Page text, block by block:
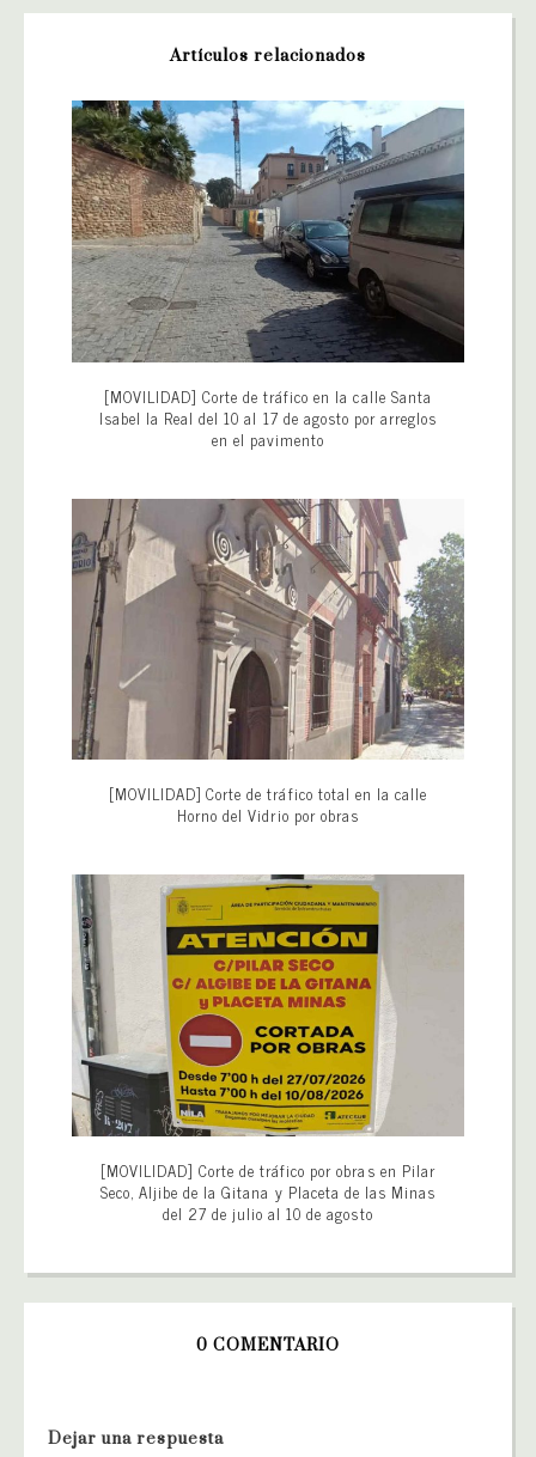
Artículos relacionados
[MOVILIDAD] Corte de tráfico en la calle Santa
Isabel la Real del 10 al 17 de agosto por arreglos
en el pavimento
[MOVILIDAD] Corte de tráfico total en la calle
Horno del Vidrio por obras
[MOVILIDAD] Corte de tráfico por obras en Pilar
Seco, Aljibe de la Gitana y Placeta de las Minas
del 27 de julio al 10 de agosto
0 COMENTARIO
Dejar una respuesta